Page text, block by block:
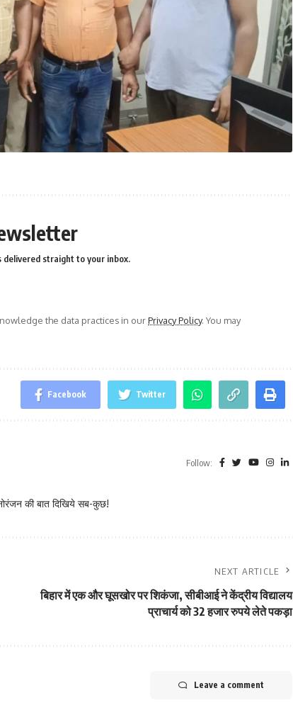
delivered straight to your inbox.
the data practices in ourPrivacy Policy. You may
Facebook Twitter
Follow:
की बात दिखिये सब-कुछ!
NEXT ARTICLE
बिहार में एक और घूसखोर पर शिकंजा, सीबीआई ने केंद्रीय विद्यालय
प्राचार्य को 32 हजार रुपये लेते पकड़ा
Leave a comment